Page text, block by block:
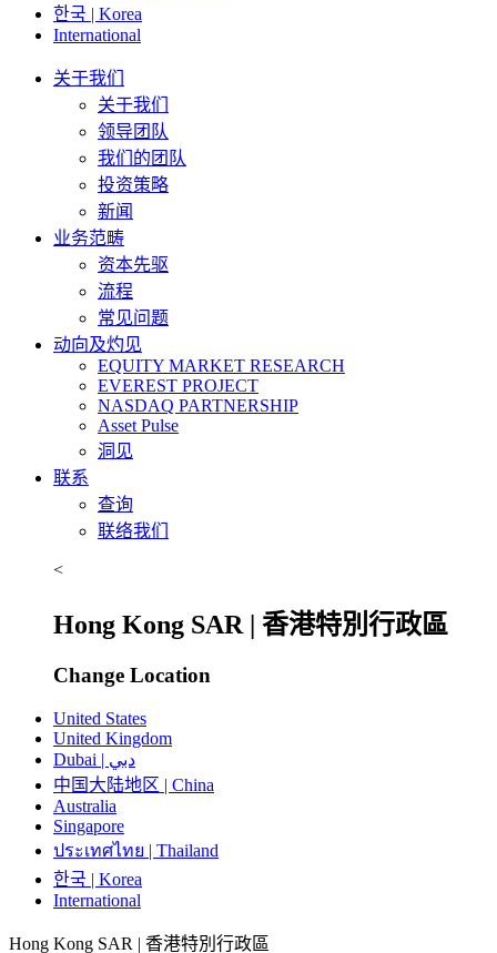
한국 | Korea
International
关于我们
关于我们
领导团队
我们的团队
投资策略
新闻
业务范畴
资本先驱
流程
常见问题
动向及灼见
EQUITY MARKET RESEARCH
EVEREST PROJECT
NASDAQ PARTNERSHIP
Asset Pulse
洞见
联系
查询
联络我们
<
Hong Kong SAR | 香港特別行政區
Change Location
United States
United Kingdom
Dubai | دبي
中国大陆地区 | China
Australia
Singapore
ประเทศไทย | Thailand
한국 | Korea
International
Hong Kong SAR | 香港特別行政區